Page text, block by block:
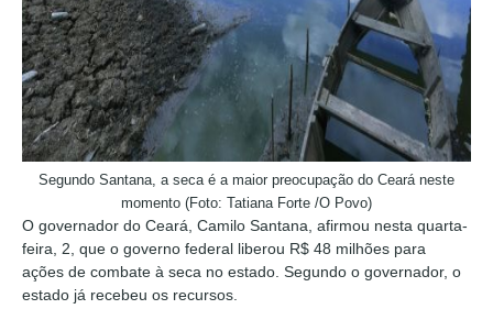
Segundo Santana, a seca é a maior preocupação do Ceará neste
momento (Foto: Tatiana Forte /O Povo)
O governador do Ceará, Camilo Santana, afirmou nesta quarta-
feira, 2, que o governo federal liberou R$ 48 milhões para
ações de combate à seca no estado. Segundo o governador, o
estado já recebeu os recursos.